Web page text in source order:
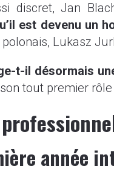
discret, Jan
est devenu un
Lukasz
t-il désormais
tout premier
année